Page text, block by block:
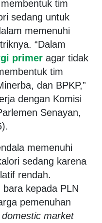
tim
sedang untuk
memenuhi
“Dalam
primer agar tidak
tim
dan BPKP,”
dengan Komisi
Senayan,
memenuhi
sedang karena
rendah.
kepada PLN
pemenuhan
domestic market